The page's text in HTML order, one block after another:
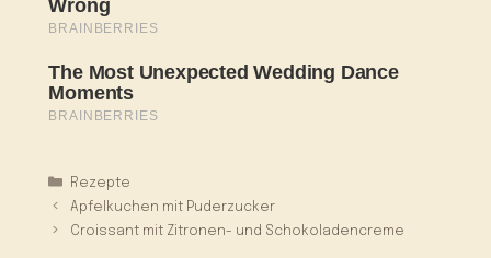
Kategorien
Rezepte
Apfelkuchen mit Puderzucker
Croissant mit Zitronen- und Schokoladencreme